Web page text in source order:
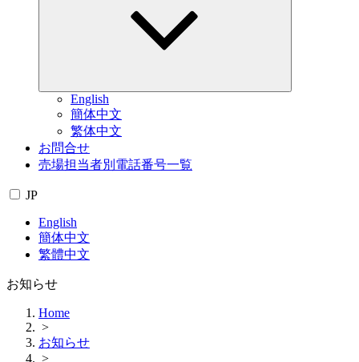
English
簡体中文
繁体中文
お問合せ
売場担当者別電話番号一覧
JP
English
簡体中文
繁體中文
お知らせ
Home
>
お知らせ
>